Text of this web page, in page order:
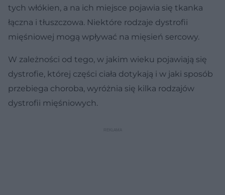
tych włókien, a na ich miejsce pojawia się tkanka
łączna i tłuszczowa. Niektóre rodzaje dystrofii
mięśniowej mogą wpływać na mięsień sercowy.
W zależności od tego, w jakim wieku pojawiają się
dystrofie, której części ciała dotykają i w jaki sposób
przebiega choroba, wyróżnia się kilka rodzajów
dystrofii mięśniowych.